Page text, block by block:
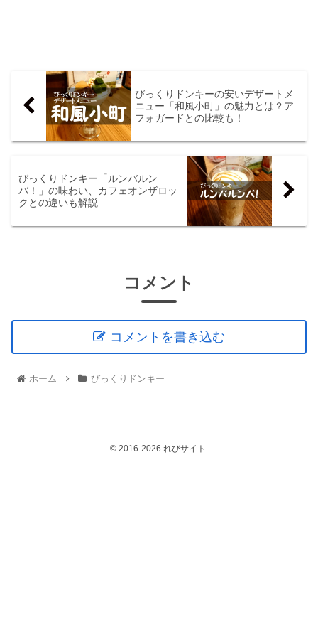
びっくりドンキーの安いデザートメ
ニュー「和風小町」の魅力とは？ア
フォガードとの比較も！
びっくりドンキー「ルンバルン
バ！」の味わい、カフェオンザロッ
クとの違いも解説
コメント
コメントを書き込む
ホーム びっくりドンキー
© 2016-2026 れびサイト.